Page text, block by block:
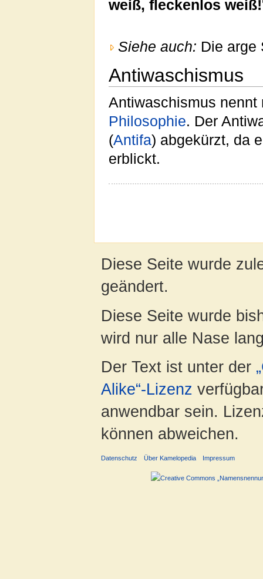
weiß, fleckenlos weiß!
Siehe auch: Die
Antiwaschismus
Antiwaschismus nennt
Philosophie. Der
(Antifa) abgekürzt, da
erblickt.
Diese Seite wurde
geändert.
Diese Seite wurde
wird nur alle Nase
Der Text ist unter der
Alike“-Lizenz
anwendbar sein.
können abweichen.
Datenschutz Über Kamelopedia Impressum